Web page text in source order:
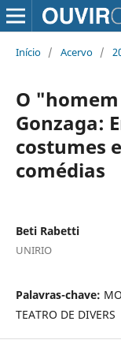
Início / Acervo /
O
Gonzaga:
costumes
comédias
Beti Rabetti
UNIRIO
Palavras-chave:
TEATRO DE DIVERS